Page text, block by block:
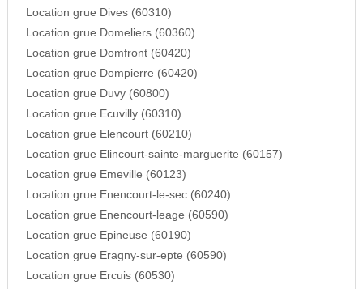
Location grue Dives (60310)
Location grue Domeliers (60360)
Location grue Domfront (60420)
Location grue Dompierre (60420)
Location grue Duvy (60800)
Location grue Ecuvilly (60310)
Location grue Elencourt (60210)
Location grue Elincourt-sainte-marguerite (60157)
Location grue Emeville (60123)
Location grue Enencourt-le-sec (60240)
Location grue Enencourt-leage (60590)
Location grue Epineuse (60190)
Location grue Eragny-sur-epte (60590)
Location grue Ercuis (60530)